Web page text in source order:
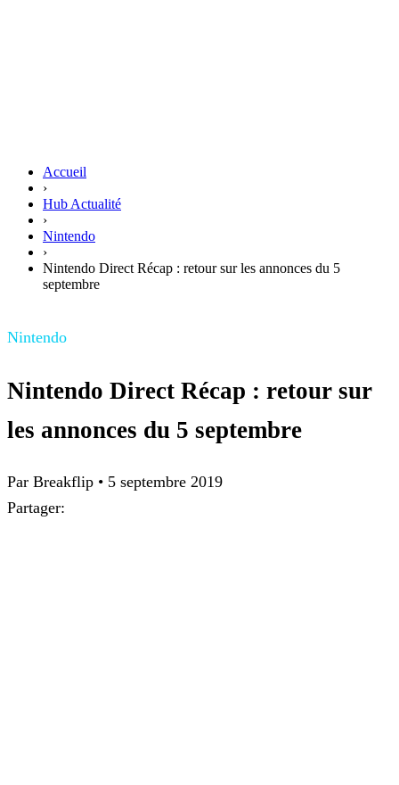
Accueil
›
Hub Actualité
›
Nintendo
›
Nintendo Direct Récap : retour sur les annonces du 5
septembre
Nintendo
Nintendo Direct Récap : retour sur
les annonces du 5 septembre
Par Breakflip • 5 septembre 2019
Partager: